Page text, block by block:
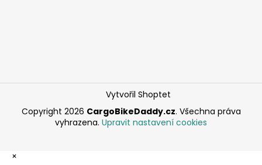
Vytvořil Shoptet
Copyright 2026 CargoBikeDaddy.cz. Všechna práva
vyhrazena. Upravit nastavení cookies
×